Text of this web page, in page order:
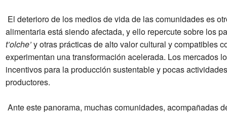
El deterioro de los medios de vida de las comunidades es
alimentaria está siendo afectada, y ello repercute sobre los
t’olche’y otras prácticas de alto valor cultural y compatibles
experimentan una transformación acelerada. Los mercados
incentivos para la producción sustentable y pocas
productores.
Ante este panorama, muchas comunidades, acompañadas